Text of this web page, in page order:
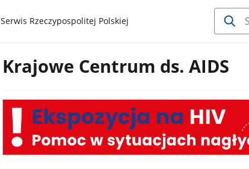
gov.pl
Serwis Rzeczypospolitej Polskiej
Krajowe Centrum ds. AIDS
HIV
pomoc